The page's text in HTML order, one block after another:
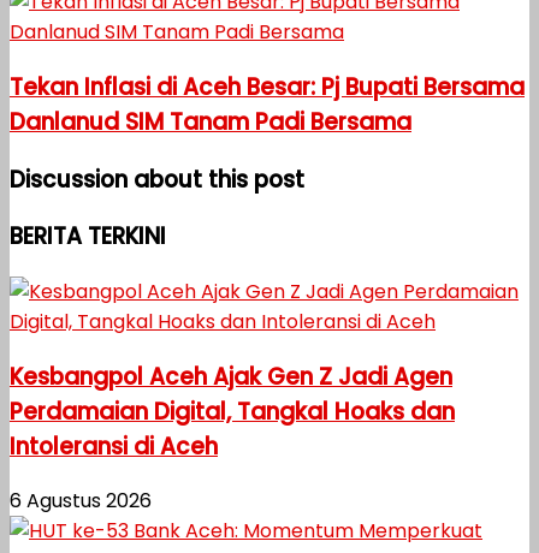
Tekan Inflasi di Aceh Besar: Pj Bupati Bersama
Danlanud SIM Tanam Padi Bersama
Discussion about this post
BERITA TERKINI
Kesbangpol Aceh Ajak Gen Z Jadi Agen
Perdamaian Digital, Tangkal Hoaks dan
Intoleransi di Aceh
6 Agustus 2026